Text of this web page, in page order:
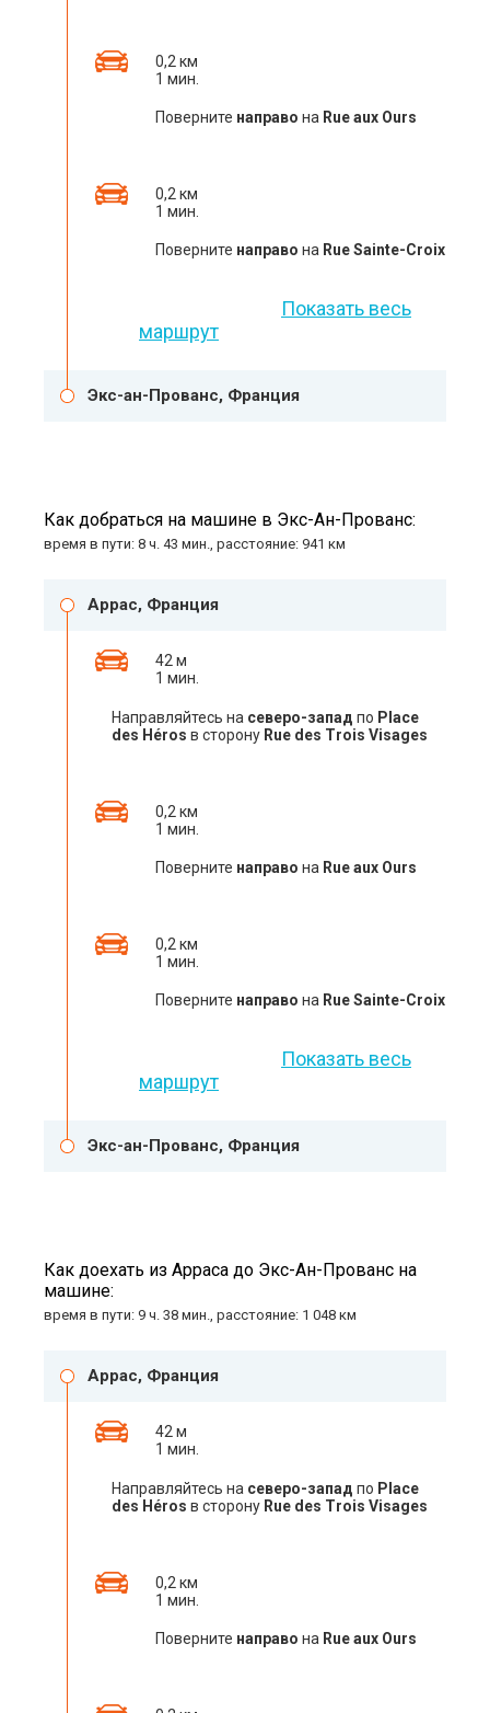
0,2 км
1 мин.
Поверните направо на Rue aux Ours
0,2 км
1 мин.
Поверните направо на Rue Sainte-Croix
Показать весь
маршрут
Экс-ан-Прованс, Франция
Как добраться на машине в Экс-Ан-Прованс:
время в пути: 8 ч. 43 мин., расстояние: 941 км
Аррас, Франция
42 м
1 мин.
Направляйтесь на северо-запад по Place
des Héros в сторону Rue des Trois Visages
0,2 км
1 мин.
Поверните направо на Rue aux Ours
0,2 км
1 мин.
Поверните направо на Rue Sainte-Croix
Показать весь
маршрут
Экс-ан-Прованс, Франция
Как доехать из Арраса до Экс-Ан-Прованс на
машине:
время в пути: 9 ч. 38 мин., расстояние: 1 048 км
Аррас, Франция
42 м
1 мин.
Направляйтесь на северо-запад по Place
des Héros в сторону Rue des Trois Visages
0,2 км
1 мин.
Поверните направо на Rue aux Ours